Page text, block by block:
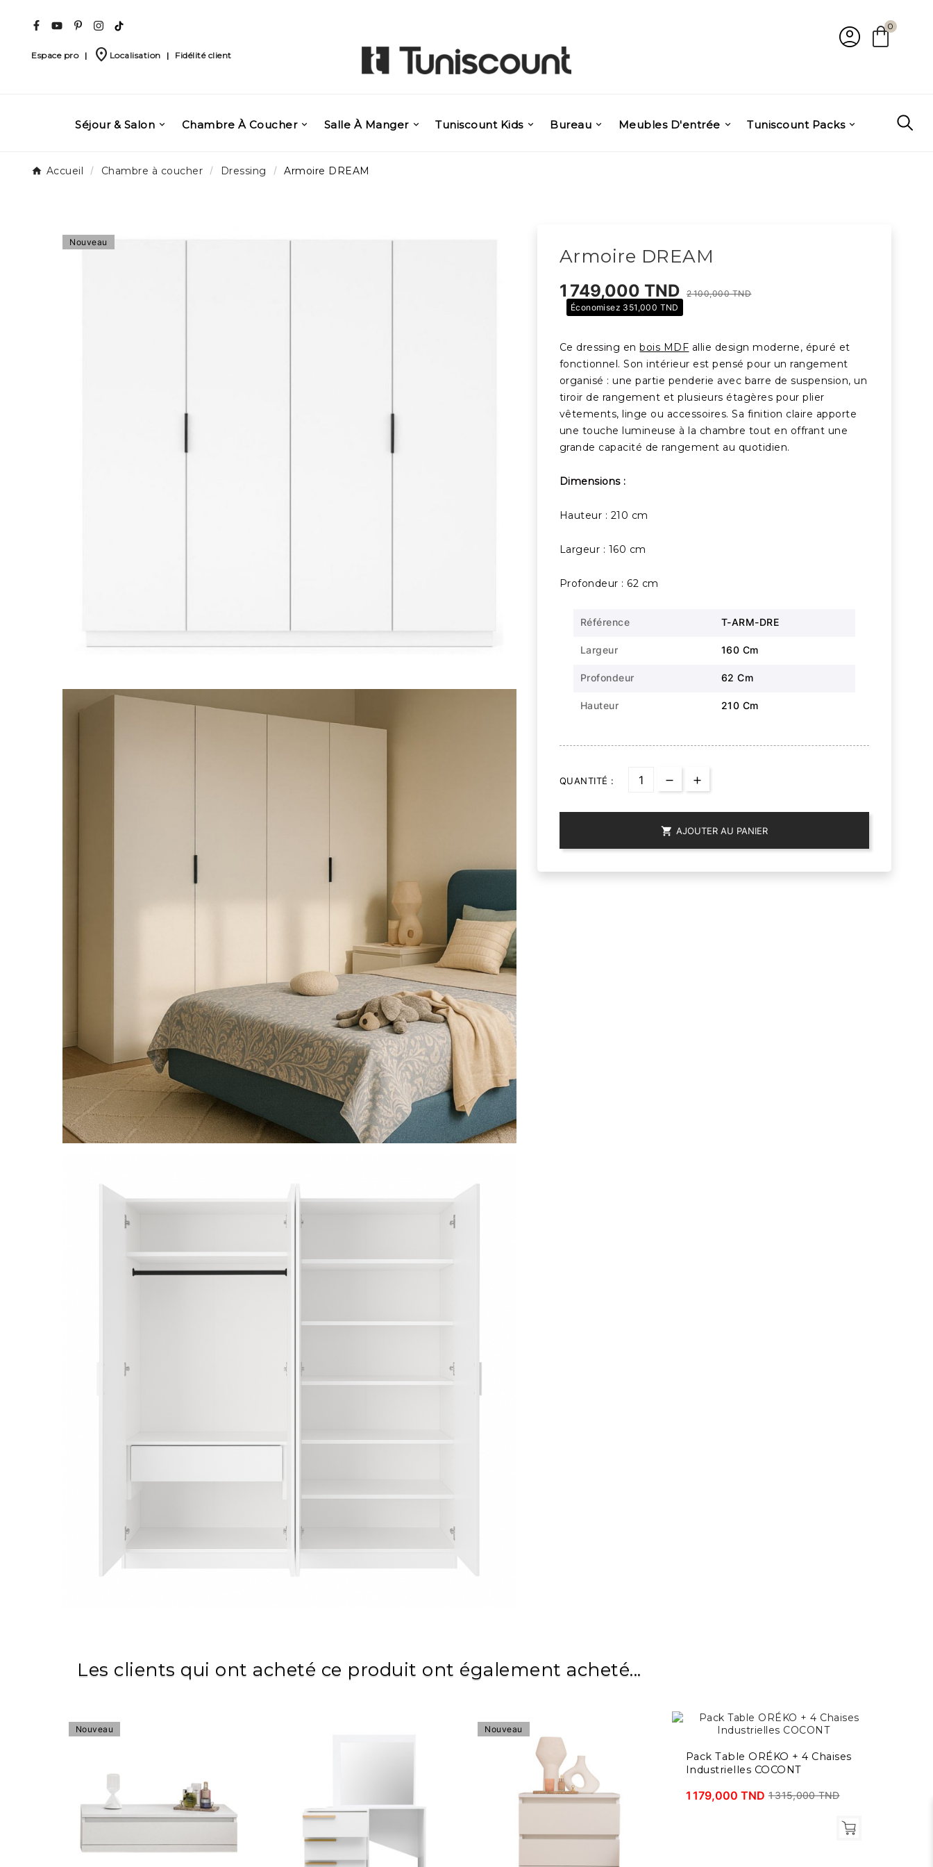
Espace pro | place Localisation | Fidélité client
account_circle shopping_bag
0
Séjour & Salon Chambre À Coucher Salle À Manger Tuniscount Kids Bureau Meubles D'entrée Tuniscount Packs
Accueil Chambre à coucher Dressing Armoire DREAM
Nouveau
Armoire DREAM
1 749,000 TND
2 100,000 TND
Économisez 351,000 TND
Ce dressing enbois MDF allie design moderne, épuré et
fonctionnel.Son intérieur est pensé pour un rangement
organisé : une partie penderie avec barre de suspension, un
tiroir de rangement et plusieurs étagères pour plier
vêtements, linge ou accessoires.Sa finition claire apporte
une touche lumineuse à la chambre tout en offrant une
grande capacité de rangement au quotidien.
Dimensions :
Hauteur : 210 cm
Largeur : 160 cm
Profondeur : 62 cm
Référence T-ARM-DRE
Largeur 160 Cm
Profondeur 62 Cm
Hauteur 210 Cm
QUANTITÉ :
 AJOUTER AU PANIER
Les clients qui ont acheté ce produit ont également acheté...
Nouveau Nouveau
Pack Table ORÉKO + 4 Chaises
Industrielles COCONT
1 179,000 TND 1 315,000 TND